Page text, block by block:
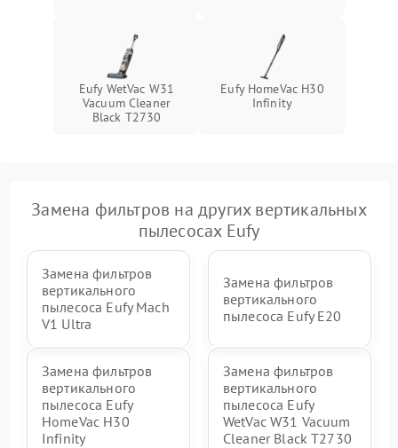
Поломка системы защиты
Повреждение системы
защиты от короткого
Eufy WetVac W31
Vacuum Cleaner
Black T2730
Eufy HomeVac H30
Infinity
Замена фильтров на других вертикальных
пылесосах Eufy
Замена фильтров
вертикального
пылесоса Eufy Mach
V1 Ultra
Замена фильтров
вертикального
пылесоса Eufy E20
Замена фильтров
вертикального
пылесоса Eufy
HomeVac H30
Infinity
Замена фильтров
вертикального
пылесоса Eufy
WetVac W31 Vacuum
Cleaner Black T2730